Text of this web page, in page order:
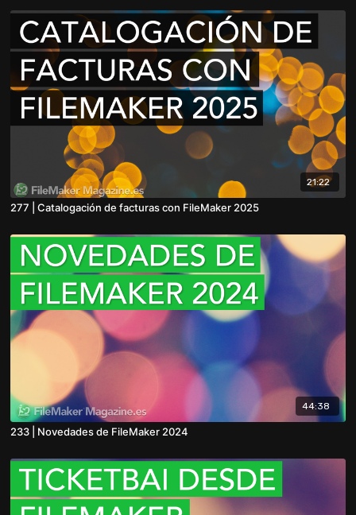
21:22
277 | Catalogación de facturas con FileMaker 2025
44:38
233 | Novedades de FileMaker 2024